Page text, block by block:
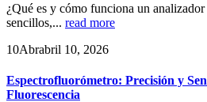
¿Qué es y cómo funciona un
sencillos,... read more
10Abrabril 10, 2026
Espectrofluorómetro: Precisión y
Fluorescencia